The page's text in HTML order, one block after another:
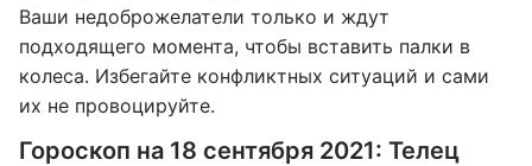
Ваши недоброжелатели только и ждут
подходящего момента, чтобы вставить палки в
колеса. Избегайте конфликтных ситуаций и сами
их не провоцируйте.
Гороскоп на 18 сентября 2021: Телец